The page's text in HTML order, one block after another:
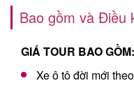
Bao gồm và Điều
GIÁ TOUR BAO GỒM:
Xe ô tô đời mới